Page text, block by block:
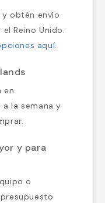
obtén envío
Reino Unido.
aquí.
en
la semana y
y para
o